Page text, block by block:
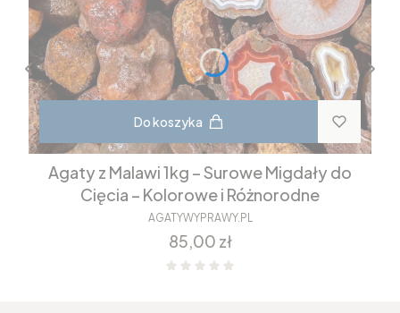
Do koszyka
Agaty z Malawi 1kg – Surowe Migdały do
Cięcia – Kolorowe i Różnorodne
AGATYWYPRAWY.PL
Cena
85,00 zł